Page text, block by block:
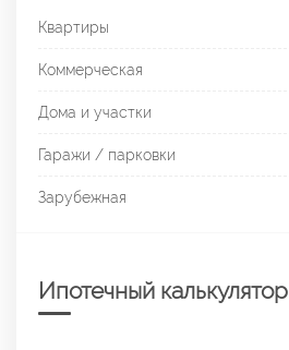
Квартиры
Коммерческая
Дома и участки
Гаражи / парковки
Зарубежная
Ипотечный калькулятор